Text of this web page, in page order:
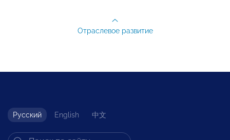
Отраслевое развитие
Русский English 中文